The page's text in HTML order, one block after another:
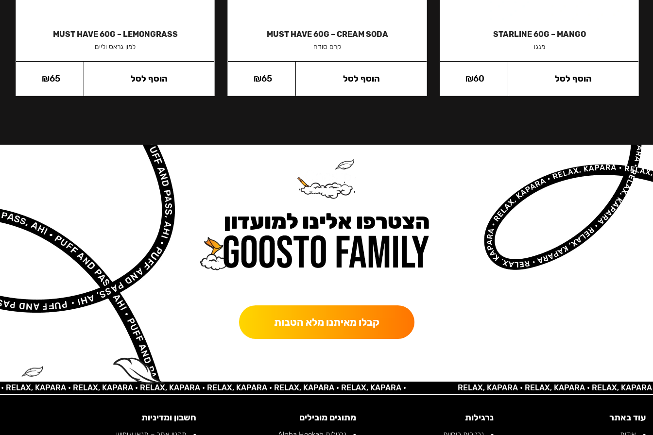
STARLINE 60G – MANGO
מנגו
₪60 הוסף לסל
MUST HAVE 60G – CREAM SODA
קרם סודה
₪65 הוסף לסל
MUST HAVE 60G – LEMONGRASS
למון גראס וליים
₪65 הוסף לסל
הצטרפו אלינו למועדון
קבלו מאיתנו מלא הטבות
KAPARA •RELAX, KAPARA •RELAX, KAPARA •RELAX, KAPARA •RELAX, KAPARA •RELAX, KAPARA • RELAX, KAPARA •RELAX, KAPARA •RELAX, KAPARA •
עוד באתר נרגילות מתוגים מובילים חשבון ומדיניות